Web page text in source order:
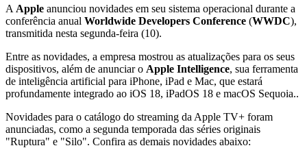
A Apple anunciou novidades em seu sistema operacional durante a
conferência anual Worldwide Developers Conference (WWDC),
transmitida nesta segunda-feira (10).
Entre as novidades, a empresa mostrou as atualizações para os seus
dispositivos, além de anunciar o Apple Intelligence, sua ferramenta
de inteligência artificial para iPhone, iPad e Mac, que estará
profundamente integrado ao iOS 18, iPadOS 18 e macOS Sequoia..
Novidades para o catálogo do streaming da Apple TV+ foram
anunciadas, como a segunda temporada das séries originais
"Ruptura" e "Silo". Confira as demais novidades abaixo: